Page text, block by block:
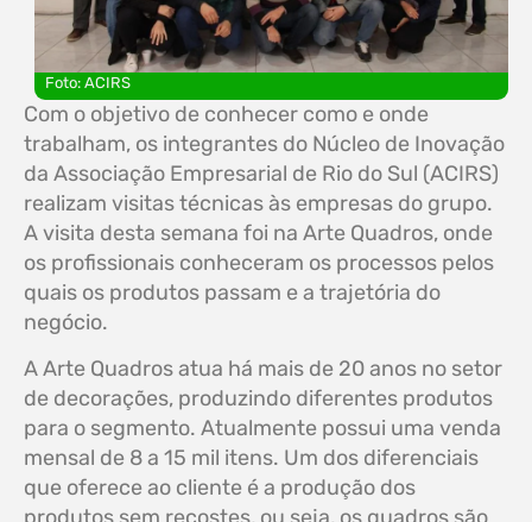
Foto: ACIRS
Com o objetivo de conhecer como e onde
trabalham, os integrantes do Núcleo de Inovação
da Associação Empresarial de Rio do Sul (ACIRS)
realizam visitas técnicas às empresas do grupo.
A visita desta semana foi na Arte Quadros, onde
os profissionais conheceram os processos pelos
quais os produtos passam e a trajetória do
negócio.
A Arte Quadros atua há mais de 20 anos no setor
de decorações, produzindo diferentes produtos
para o segmento. Atualmente possui uma venda
mensal de 8 a 15 mil itens. Um dos diferenciais
que oferece ao cliente é a produção dos